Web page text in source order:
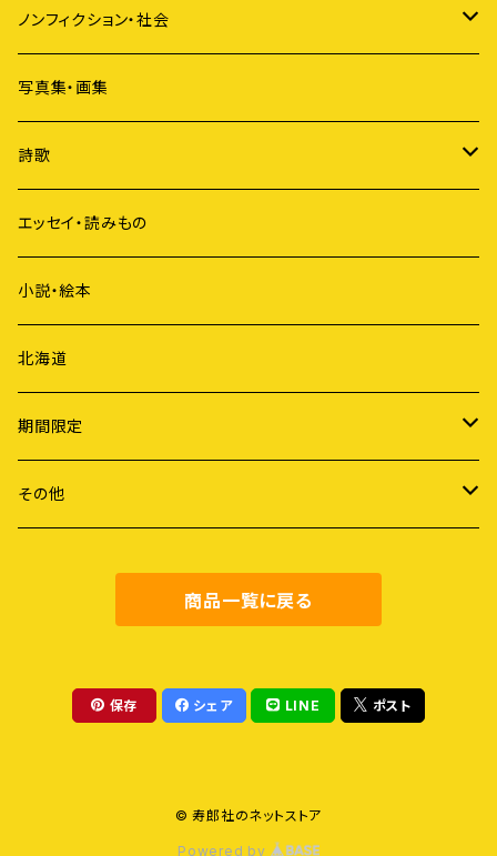
ノンフィクション・社会
アイヌ
原発
ジェンダー
歴史
国際社会
ライフスタイル
労働
農業・食
写真集・画集
詩歌
短歌
俳句
詩
エッセイ・読みもの
小説・絵本
北海道
期間限定
謝恩セール
その他
商品一覧に戻る
保存 シェア LINE ポスト
© 寿郎社のネットストア
Powered by